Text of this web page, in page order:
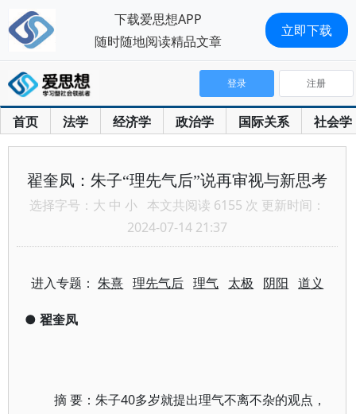
首页 法学 经济学 政治学 国际关系 社会学
登录 注册
翟奎凤：朱子“理先气后”说再审视与新思考
选择字号： 大 中 小 本文共阅读 6155 次 更新时间：
2024-07-14 21:37
进入专题：朱熹 理先气后 理气 太极 阴阳 道义
● 翟奎凤
摘 要：朱子40多岁就提出理气不离不杂的观点，
下载爱思想APP
随时随地阅读精品文章
立即下载